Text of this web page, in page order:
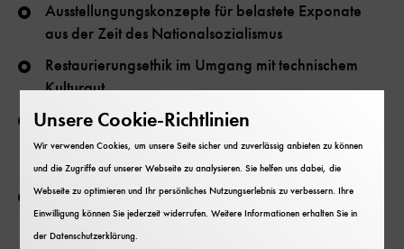
Ausstellungungskonzepte für belastete Exponate
aus der Zeit des Nationalsozialismus
Restaurierungsethik im Umgang mit technischem
Kulturgut
Kooperationsprojekte mit der TU München, u.a.
Objektgeschichte der Messerschmitt Bf 109 E-3 des
Deutschen Museums
Restaurierungs- und Ausstellungskonzepte für den
originalen Lilienthalgleiter des Deutschen Museums
Unsere Cookie-Richtlinien
Wir verwenden Cookies, um unsere Seite sicher und zuverlässig anbieten zu können
und die Zugriffe auf unserer Webseite zu analysieren. Sie helfen uns dabei, die
Webseite zu optimieren und Ihr persönliches Nutzungserlebnis zu verbessern. Ihre
Einwilligung können Sie jederzeit widerrufen. Weitere Informationen erhalten Sie in
derDatenschutzerklärung